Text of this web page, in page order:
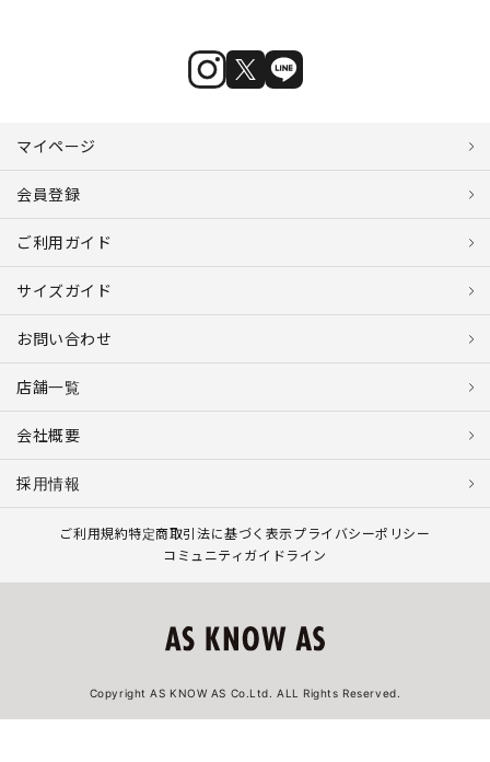
マイページ
会員登録
ご利用ガイド
サイズガイド
お問い合わせ
店舗一覧
会社概要
採用情報
ご利用規約特定商取引法に基づく表示プライバシーポリシー
コミュニティガイドライン
Copyright AS KNOW AS Co.Ltd. ALL Rights Reserved.